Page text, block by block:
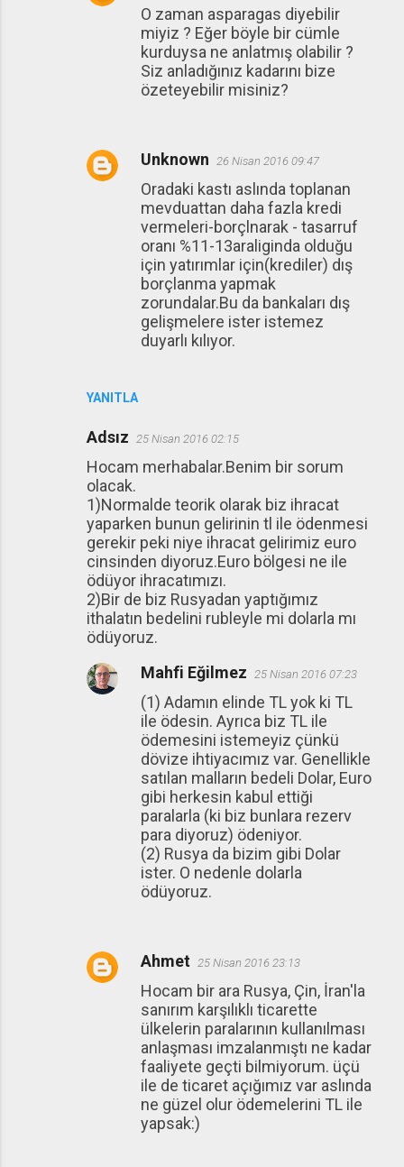
YANITLA
O zaman asparagas diyebilir
miyiz ? Eğer böyle bir cümle
kurduysa ne anlatmış olabilir ?
Siz anladığınız kadarını bize
özeteyebilir misiniz?
Unknown 26 Nisan 2016 09:47
Oradaki kastı aslında toplanan
mevduattan daha fazla kredi
vermeleri-borçlnarak - tasarruf
oranı %11-13araliginda olduğu
için yatırımlar için(krediler) dış
borçlanma yapmak
zorundalar.Bu da bankaları dış
gelişmelere ister istemez
duyarlı kılıyor.
Adsız 25 Nisan 2016 02:15
Hocam merhabalar.Benim bir sorum
olacak.
1)Normalde teorik olarak biz ihracat
yaparken bunun gelirinin tl ile ödenmesi
gerekir peki niye ihracat gelirimiz euro
cinsinden diyoruz.Euro bölgesi ne ile
ödüyor ihracatımızı.
2)Bir de biz Rusyadan yaptığımız
ithalatın bedelini rubleyle mi dolarla mı
ödüyoruz.
Mahfi Eğilmez 25 Nisan 2016 07:23
(1) Adamın elinde TL yok ki TL
ile ödesin. Ayrıca biz TL ile
ödemesini istemeyiz çünkü
dövize ihtiyacımız var. Genellikle
satılan malların bedeli Dolar, Euro
gibi herkesin kabul ettiği
paralarla (ki biz bunlara rezerv
para diyoruz) ödeniyor.
(2) Rusya da bizim gibi Dolar
ister. O nedenle dolarla
ödüyoruz.
Ahmet 25 Nisan 2016 23:13
Hocam bir ara Rusya, Çin, İran'la
sanırım karşılıklı ticarette
ülkelerin paralarının kullanılması
anlaşması imzalanmıştı ne kadar
faaliyete geçti bilmiyorum. üçü
ile de ticaret açığımız var aslında
ne güzel olur ödemelerini TL ile
yapsak:)